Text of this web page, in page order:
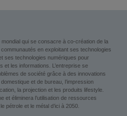
qui se consacre à co-création de la
en exploitant ses technologies
ses technologies numériques pour
les informations. L’entreprise se
de société grâce à des innovations
et de bureau, l’impression
la projection et les produits lifestyle.
et éliminera l’utilisation de ressources
pétrole et le métal d’ici à 2050.